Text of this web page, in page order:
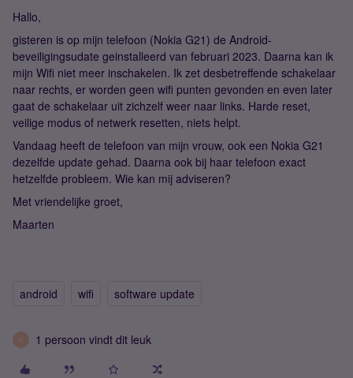
Hallo,
gisteren is op mijn telefoon (Nokia G21) de Android-
beveiligingsudate geinstalleerd van februari 2023. Daarna kan ik
mijn Wifi niet meer inschakelen. Ik zet desbetreffende schakelaar
naar rechts, er worden geen wifi punten gevonden en even later
gaat de schakelaar uit zichzelf weer naar links. Harde reset,
veilige modus of netwerk resetten, niets helpt.
Vandaag heeft de telefoon van mijn vrouw, ook een Nokia G21
dezelfde update gehad. Daarna ook bij haar telefoon exact
hetzelfde probleem. Wie kan mij adviseren?
Met vriendelijke groet,
Maarten
android wifi software update
K 1 persoon vindt dit leuk